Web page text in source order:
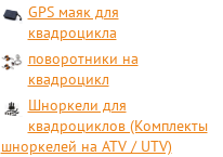
GPS маяк для
квадроцикла
поворотники на
квадроцикл
Шноркели для
квадроциклов (Комплекты
шноркелей на ATV / UTV)